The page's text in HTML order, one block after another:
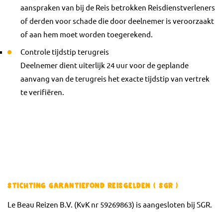
aanspraken van bij de Reis betrokken Reisdienstverleners
of derden voor schade die door deelnemer is veroorzaakt
of aan hem moet worden toegerekend.
Controle tijdstip terugreis
Deelnemer dient uiterlijk 24 uur voor de geplande
aanvang van de terugreis het exacte tijdstip van vertrek
te verifiëren.
Stichting Garantiefond Reisgelden ( SGR )
Le Beau Reizen B.V. (KvK nr 59269863) is aangesloten bij SGR.